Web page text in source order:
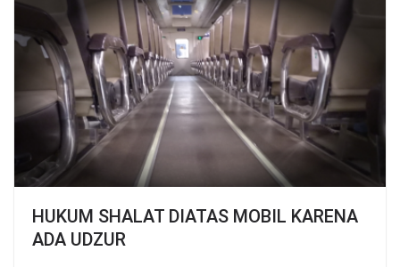
HUKUM SHALAT DIATAS MOBIL KARENA
ADA UDZUR